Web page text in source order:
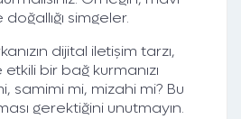
simgeler.
dijital iletişim tarzı,
bir bağ kurmanızı
samimi mi, mizahi mi? Bu
gerektiğini unutmayın.